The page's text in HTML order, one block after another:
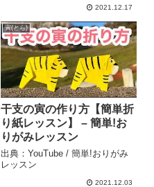
2021.12.17
寅(とら)
干支の寅の作り方【簡単折
り紙レッスン】 – 簡単!お
りがみレッスン
出典：YouTube / 簡単!おりがみ
レッスン
2021.12.03